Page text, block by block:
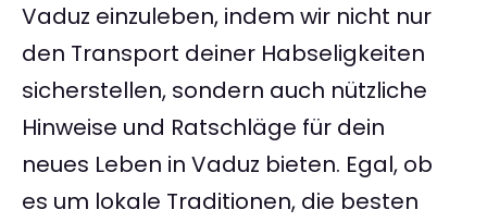
Vaduz einzuleben, indem wir nicht nur
den Transport deiner Habseligkeiten
sicherstellen, sondern auch nützliche
Hinweise und Ratschläge für dein
neues Leben in Vaduz bieten. Egal, ob
es um lokale Traditionen, die besten